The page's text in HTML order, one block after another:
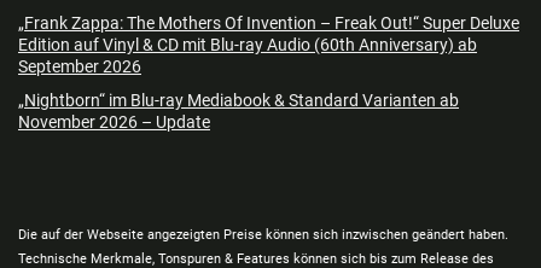
„Frank Zappa: The Mothers Of Invention – Freak Out!“ Super Deluxe
Edition auf Vinyl & CD mit Blu-ray Audio (60th Anniversary) ab
September 2026
„Nightborn“ im Blu-ray Mediabook & Standard Varianten ab
November 2026 – Update
Die auf der Webseite angezeigten Preise können sich inzwischen geändert haben.
Technische Merkmale, Tonspuren & Features können sich bis zum Release des